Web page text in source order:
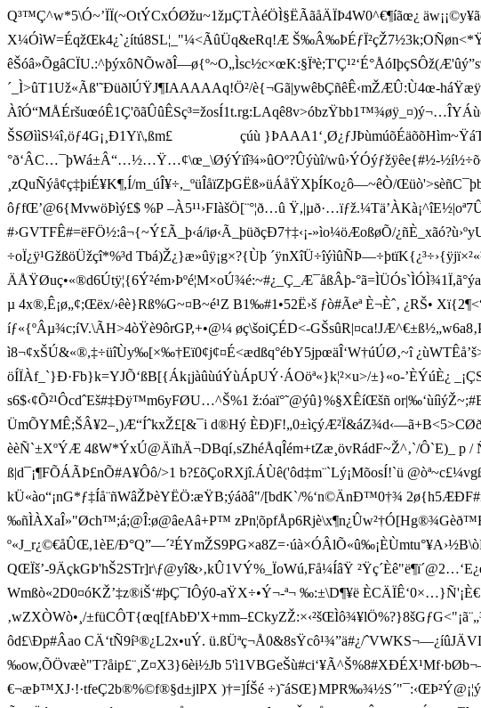
Q³™Ç^w*5\Ó~’ÏÏ(~OtÝCxÓØžu~1žµÇTÀéÖÌ§ËÃãåÄÏÞ4W0^€¶íãœ¿
X¼ÓìW=ÉqžŒk4¿`¿ítú8SL¦_"¼<ÃûÜq&eRq!Æ Š‰Â‰ÞÉƒÏ²çŽ7½3
êŠóâ»ÕgâCÏU.:^þýxôNÕwðÎ—ø{º~O„Ìsc½c×œK:§Ïªè;T'Ç¹²‘É°ÅóIþç­S
´_Ì>ûT1Už«Ãß'˜ÐüðlÚŸJ¶IAAAAAq!Ö²/è{¬Gã|ywêbÇñêÊ‹mŽÆÛ:Ù4œ-
ÀîÓ“MÅÉršuœóÊ1Ç'õãÛûÊSç³=žosÍ1t.rg:LAqê8v>óbzŸbb1™¾øÿ_¤)ý¬…ÎY
ŠSØììS¼î‚öƒ4G¡¸Ð1Yï\,ßm£  çúù
°ð‘ÂC…¯þWá±Â“…½…Ÿ…¢\œ_\ØýÝïî¾»ûOº?Ûýùî/w­û›ÝÓýƒžÿêe{#½-
¸zQuÑýå¢ç‡þiÉ¥K¶,Í/m_úÎ¥÷,_ºüÎåïZþGËß»üÁåŸXþÍKo¿ô—~êÒ/­
ôƒfŒ’@6{MvwöÞìý£$ %P –À5¹­¹›FIàšÖ[ ¨°¦ð…û
#›GVTFÊ#=ëFÖ½:â¬{~Ý£Ã_þ‹á/iø‹Ã_þüðçÐ7†‡‹¡-»ìo¼öÆoßøÕ/
÷oÏ¿ÿ¹GžßöÜžçî*%³d Tbá)Ž¿}æ»ûÿ¡g×?{Ùþ
ÄÅŸØuç•«®d6Útÿ¦{6Ý²ém›Þºé¦M×oÚ¾é:~#¿_Ç_Æ¯åßÂþ-°
µ 4x®,Ê¡ø„¢;Œëx/›êè}Rß%G~¤B~é¹Z B1‰#1•52Ë›š ƒò#Ãeª È¬Èˆ‚ ¿RŠ•
íƒ«{ºÂµ¾c;íV.\ÃH>4òŸè9ôrGP,+•@¼ øç\šoiÇÉD<-GŠsûR|¤ca!JÆ^€±ß
ì8¬¢xŠÚ&«®,‡÷üîÙy‰[×‰†E ï­0¢j¢¤É<ædßq°ébY5jpœäÎ‘W†úÚØ‚~î
öÍÏÀf_`}Ð·Fb}k=YJÕ‘ßB[{Ák¡jàûùúÝùÁpUÝ·ÁOöª«}k¦²×u>/±}«o-’ÈÝúÈ¿
s6$‹¢Õ²¹ÔcdˆEš#‡Ðÿ™m6yFØU…^Š%1 ž:óaï°˜@ýû}%§XÊíŒšñ or|‰‘
ÜmÕYMÊ;ŠÂ¥2–­¸)Æ“ÍˆkxŽ£[&¯i­ d®H ý ÈÐ)F!­„0±ìçýÆ²Ï&áZ¾d‹—ã+B<
èèÑ`±XºÝÆ 4ßW*ÝxÚ@Äïh­Ä¬DBqí­‚sZhéÅqÎém+tZæ¸övRádF~Ž^‚`/Ô`E)_ p
ß| d¯¡¶FÕÁÃÞ£nÕ#A¥Ôô/>1 b?£õÇoRXj î.ÁÙê('ôd‡m¨`Lý¡MõosÍ!`ü
kÜ«ào“¡nG*ƒ‡Íå¨ñWâŽÞèYËÖ:æŸB;ýáðâ"/[bdK`/%‘n©ÄnÐ™0†¾
‰ñÌÀXaÎ»"Øch™;á;@Î:ø@âeAâ+P™ zPn¦õp
º«J_r¿ ©€åÛŒ,1èE/Ð°Q”—´²ÉYmŽ
QŒÏš’-9ÄçkGÞ'hŠ2STr]r\ƒ@yî&›‚kÛ1VÝ%_ÏoWú,Få¼ÍâŸ
Wmßò«2D0¤óKŽ’‡z®iŠ‘#þÇ¯IÔý0 -aŸX÷•Ý¬-ª¬ ‰:±\D¶¥ë
‚wZXÒWò•¸/±füCÔT{œq[fAbÐ'X+mm–£C kyZŽ:×‹²šŒÌô
ôd£\Ðp#Âao CÄ‘tÑ9í³®¿L2x•uÝ. ü.ßÜªç¬Å0&8sŸcô¹¾”ä#¿/ˆVW
‰ow,ÕÖvæè"T?åip£¨¸Z ¤X3}6èi½Jb 5'ì1VBGeŠù#ci‘¥Ã^Š%8#XÐÉX¹Mf·bØ
€¬æÞ™XJ·!·tfeÇ2b®%©f®§d±jlPX )†=]ÍŠé ÷)˜áSŒ}MPR‰¾½S´"¯: